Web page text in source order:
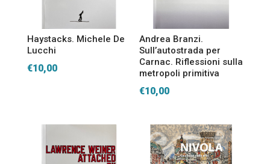
Haystacks. Michele De
Lucchi
€10,00
Andrea Branzi.
Sull’autostrada per
Carnac. Riflessioni sulla
metropoli primitiva
€10,00